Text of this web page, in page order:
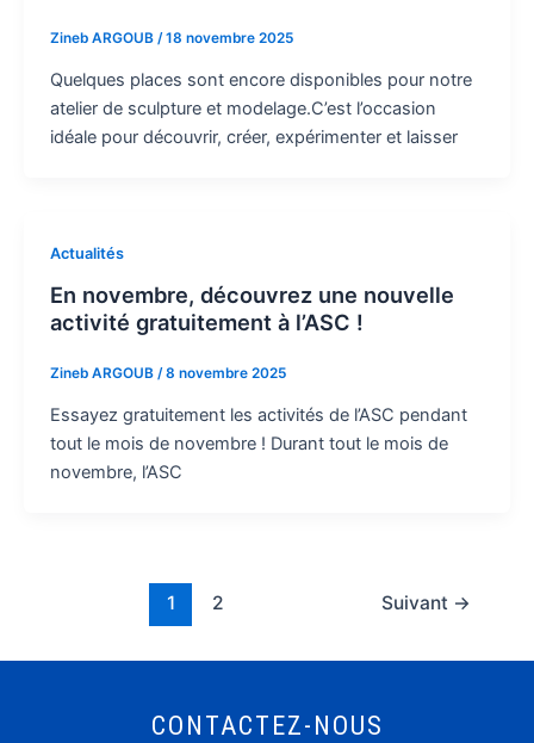
Zineb ARGOUB /18 novembre 2025
Quelques places sont encore disponibles pour notre
atelier de sculpture et modelage.C’est l’occasion
idéale pour découvrir, créer, expérimenter et laisser
Actualités
En novembre, découvrez une nouvelle
activité gratuitement à l’ASC !
Zineb ARGOUB /8 novembre 2025
Essayez gratuitement les activités de l’ASC pendant
tout le mois de novembre ! Durant tout le mois de
novembre, l’ASC
1 2 Suivant →
CONTACTEZ-NOUS